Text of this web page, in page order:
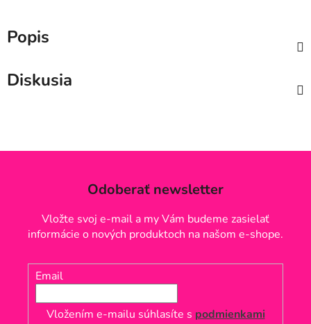
Popis
Diskusia
Odoberať newsletter
Vložte svoj e-mail a my Vám budeme zasielať
informácie o nových produktoch na našom e-shope.
Email
Vložením e-mailu súhlasíte s podmienkami